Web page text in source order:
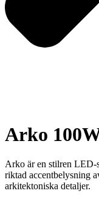
Arko
Arko är en stilren
riktad accentbelysning
arkitektoniska detaljer.